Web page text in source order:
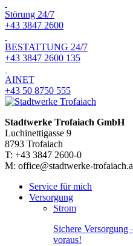
Störung 24/7
+43 3847 2600
BESTATTUNG 24/7
+43 3847 2600 135
AINET
+43 50 8750 555
Stadtwerke Trofaiach GmbH
Luchinettigasse 9
8793 Trofaiach
T: +43 3847 2600-0
M: office@stadtwerke-
Service für mich
Versorgung
Strom
Sichere
voraus!